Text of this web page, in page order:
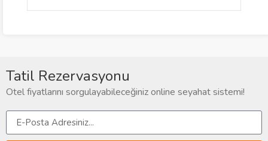
Tatil Rezervasyonu
Otel fiyatlarını sorgulayabileceğiniz online seyahat sistemi!